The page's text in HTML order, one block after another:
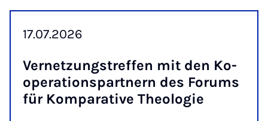
17.07.2026
Vernet­zung­stref­fen mit den Ko­
op­er­a­tion­spart­nern des For­ums
für Kom­par­at­ive Theo­lo­gie